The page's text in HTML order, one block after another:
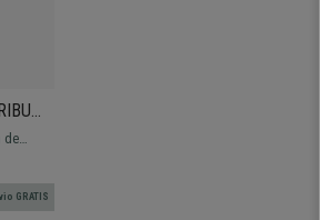
de
a
GRATIS